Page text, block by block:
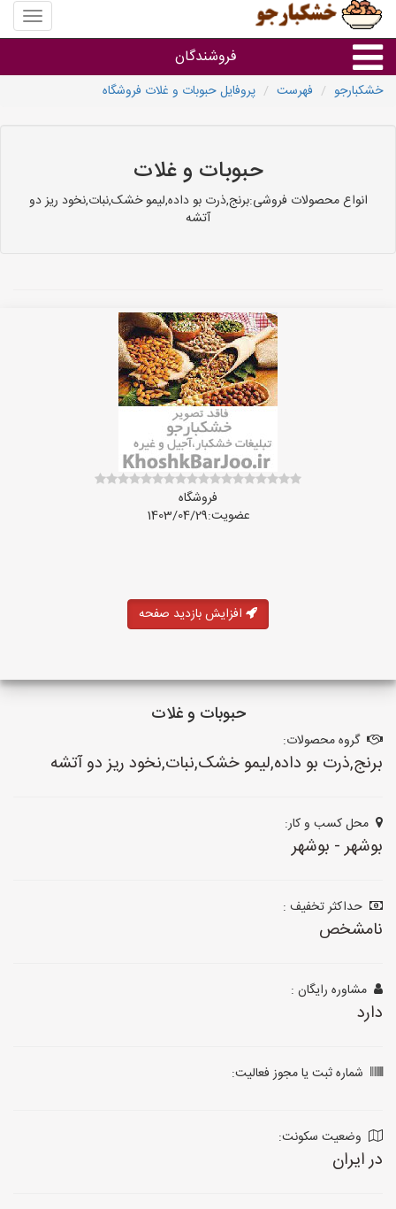
منوی
سایت
فروشندگان
فروشنده های استان ها
خشکبارجو فهرست پروفایل حبوبات و غلات فروشگاه
حبوبات و غلات
انواع محصولات فروشی:برنج,ذرت بو داده,لیمو خشک,نبات,نخود ریز دو
آتشه
فروشگاه
عضویت:1403/04/29
افزایش بازدید صفحه
حبوبات و غلات
گروه محصولات:
برنج,ذرت بو داده,لیمو خشک,نبات,نخود ریز دو آتشه
محل کسب و کار:
بوشهر - بوشهر
حداکثر تخفیف :
نامشخص
مشاوره رایگان :
دارد
شماره ثبت یا مجوز فعالیت:
وضعیت سکونت:
در ایران